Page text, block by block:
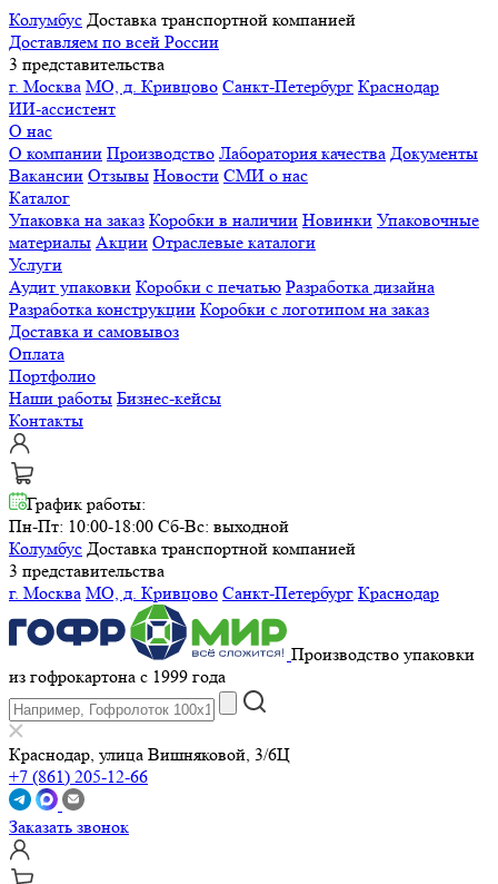
Колумбус Доставка транспортной компанией
Доставляем по всей России
3 представительства
г. Москва МО, д. Кривцово Санкт-Петербург Краснодар
ИИ-ассистент
О нас
О компании Производство Лаборатория качества Документы
Вакансии Отзывы Новости СМИ о нас
Каталог
Упаковка на заказ Коробки в наличии Новинки Упаковочные
материалы Акции Отраслевые каталоги
Услуги
Аудит упаковки Коробки с печатью Разработка дизайна
Разработка конструкции Коробки с логотипом на заказ
Доставка и самовывоз
Оплата
Портфолио
Наши работы Бизнес-кейсы
Контакты
График работы:
Пн-Пт: 10:00-18:00 Сб-Вс: выходной
Колумбус Доставка транспортной компанией
3 представительства
г. Москва МО, д. Кривцово Санкт-Петербург Краснодар
Производство упаковки
из гофрокартона с 1999 года
Краснодар, улица Вишняковой, 3/6Ц
+7 (861) 205-12-66
Заказать звонок